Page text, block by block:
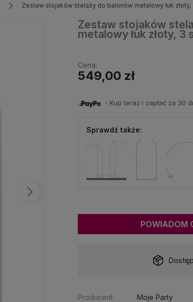
Zestaw stojaków stelaży do balonów metalowy łuk złoty,
Zestaw stojaków
metalowy łuk złoty, 3
Cena:
549,00 zł
・Kup teraz i zapłać za 30
Sprawdź także:
POWIADOM
Producent:
Moje Party